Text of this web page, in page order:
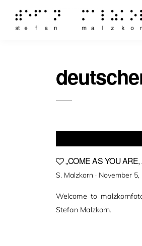
„COME AS YOU ARE,
S. Malzkorn · Veröffentlicht
November 5,
Welcome to
Stefan Malzkorn.